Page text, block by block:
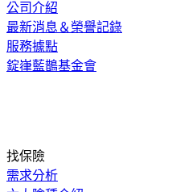
公司介紹
最新消息＆榮譽記錄
服務據點
錠嵂藍鵲基金會
找保險
需求分析